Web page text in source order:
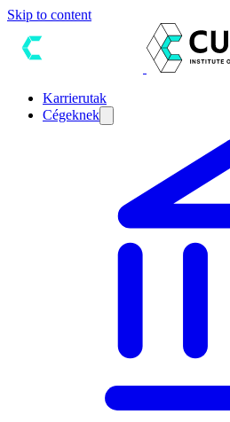
Skip to content
Karrierutak
Cégeknek